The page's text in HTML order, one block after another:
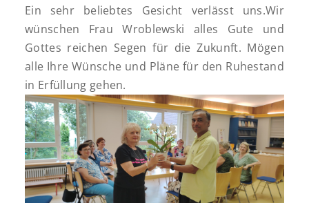
Ein sehr beliebtes Gesicht verlässt uns.Wir
wünschen Frau Wroblewski alles Gute und
Gottes reichen Segen für die Zukunft. Mögen
alle Ihre Wünsche und Pläne für den Ruhestand
in Erfüllung gehen.